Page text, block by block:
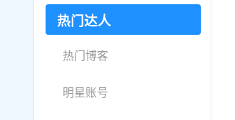
热门达人
热门博客
明星账号